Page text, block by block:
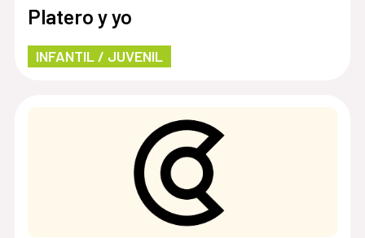
Platero y yo
INFANTIL / JUVENIL